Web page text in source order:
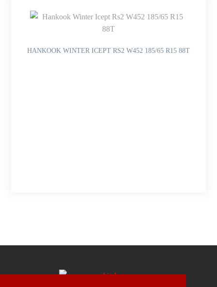
HANKOOK WINTER ICEPT RS2 W452 185/65 R15 88T